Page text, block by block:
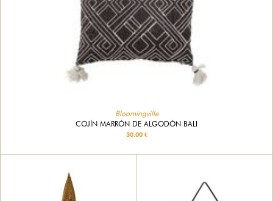
Bloomingville
COJÍN MARRÓN DE ALGODÓN BALI
30.00 €